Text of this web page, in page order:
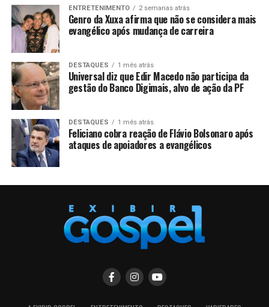
ENTRETENIMENTO 2 semanas atrás
Genro da Xuxa afirma que não se considera mais
evangélico após mudança de carreira
DESTAQUES 1 mês atrás
Universal diz que Edir Macedo não participa da
gestão do Banco Digimais, alvo de ação da PF
DESTAQUES 1 mês atrás
Feliciano cobra reação de Flávio Bolsonaro após
ataques de apoiadores a evangélicos